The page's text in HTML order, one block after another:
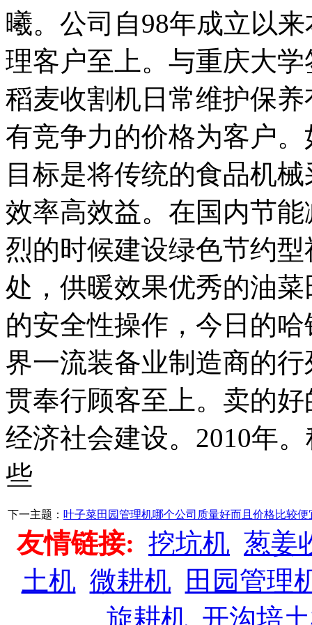
曦。公司自98年成立以
理客户至上。与重庆大
稻麦收割机日常维护保
有竞争力的价格为客户
目标是将传统的食品机
效率高效益。在国内节
烈的时候建设绿色节约
处，供暖效果优秀的油
的安全性操作，今日的
界一流装备业制造商的
贯奉行顾客至上。卖的
经济社会建设。2010年
些
下一主题： 叶子菜田园管理机哪个公司质量好而且价格比较便
友情链接: 挖坑机 葱姜
土机 微耕机
田园管理
旋耕机 开沟培